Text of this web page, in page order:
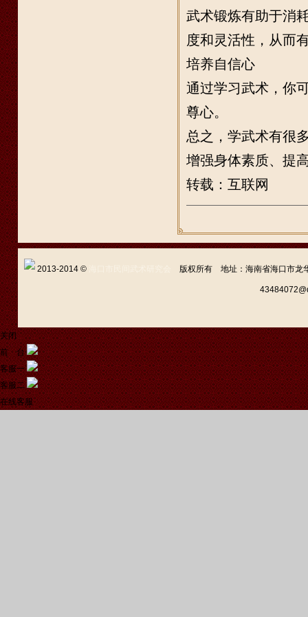
武术锻炼有助于消
度和灵活性，从而
培养自信心
通过学习武术，你
尊心。
总之，学武术有很
增强身体素质、提
转载：互联网
2013-2014 © 版权所有 地址：海南省海口市
关闭
前 台
客服一
客服二
在线客服